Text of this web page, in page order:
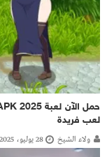
لعب فريدة
ولاء الشيخ 28 يوليو، 2025